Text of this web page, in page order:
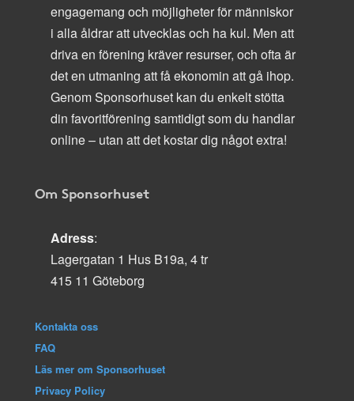
engagemang och möjligheter för människor
i alla åldrar att utvecklas och ha kul. Men att
driva en förening kräver resurser, och ofta är
det en utmaning att få ekonomin att gå ihop.
Genom Sponsorhuset kan du enkelt stötta
din favoritförening samtidigt som du handlar
online – utan att det kostar dig något extra!
Om Sponsorhuset
Adress:
Lagergatan 1 Hus B19a, 4 tr
415 11 Göteborg
Kontakta oss
FAQ
Läs mer om Sponsorhuset
Privacy Policy